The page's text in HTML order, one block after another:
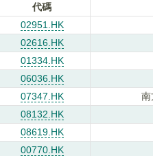
代碼
02951.HK
02616.HK
01334.HK
06036.HK
07347.HK 南
08132.HK
08619.HK
00770.HK